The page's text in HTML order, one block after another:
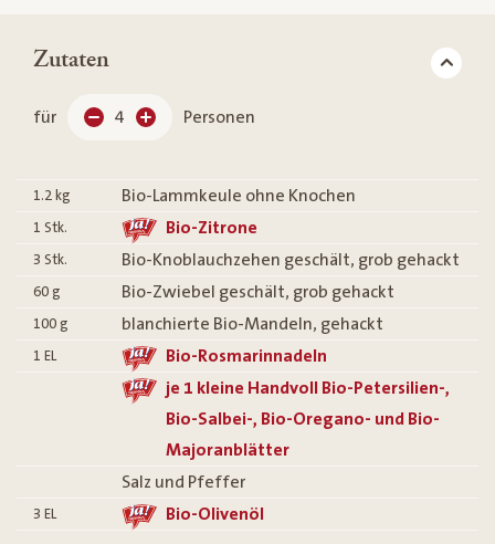
Zutaten
für 4 Personen
1.2 kg Bio-Lammkeule ohne Knochen
1 Stk. Bio-Zitrone
3 Stk. Bio-Knoblauchzehen geschält, grob gehackt
60 g Bio-Zwiebel geschält, grob gehackt
100 g blanchierte Bio-Mandeln, gehackt
1 EL
Bio-Rosmarinnadeln
je 1 kleine Handvoll Bio-Petersilien-,
Bio-Salbei-, Bio-Oregano- und Bio-
Majoranblätter
Salz und Pfeffer
3 EL Bio-Olivenöl